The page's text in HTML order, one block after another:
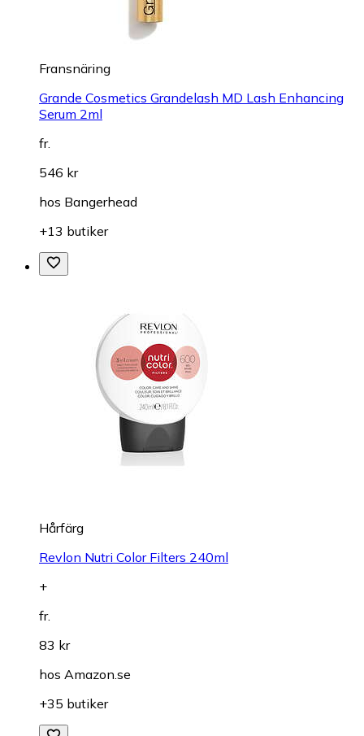
Fransnäring
Grande Cosmetics Grandelash MD Lash Enhancing
Serum 2ml
fr.
546 kr
hos Bangerhead
+13 butiker
Hårfärg
Revlon Nutri Color Filters 240ml
+
fr.
83 kr
hos Amazon.se
+35 butiker